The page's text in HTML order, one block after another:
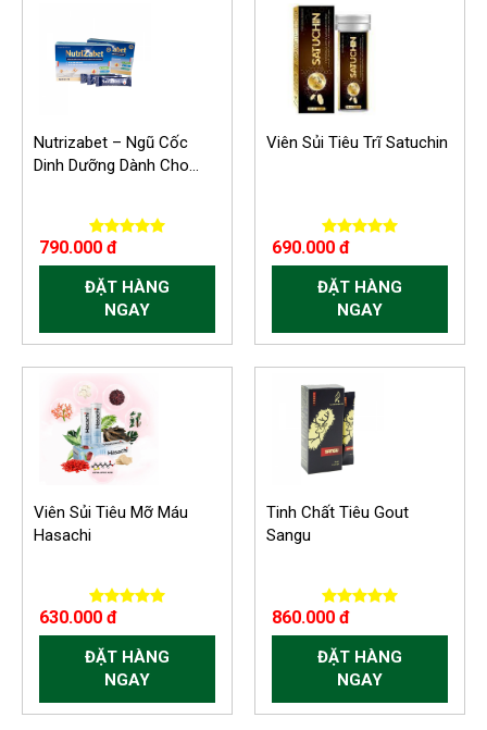
Nutrizabet – Ngũ Cốc
Dinh Dưỡng Dành Cho...
790.000 đ
ĐẶT HÀNG
NGAY
Viên Sủi Tiêu Trĩ Satuchin
690.000 đ
ĐẶT HÀNG
NGAY
Viên Sủi Tiêu Mỡ Máu
Hasachi
630.000 đ
ĐẶT HÀNG
NGAY
Tinh Chất Tiêu Gout
Sangu
860.000 đ
ĐẶT HÀNG
NGAY